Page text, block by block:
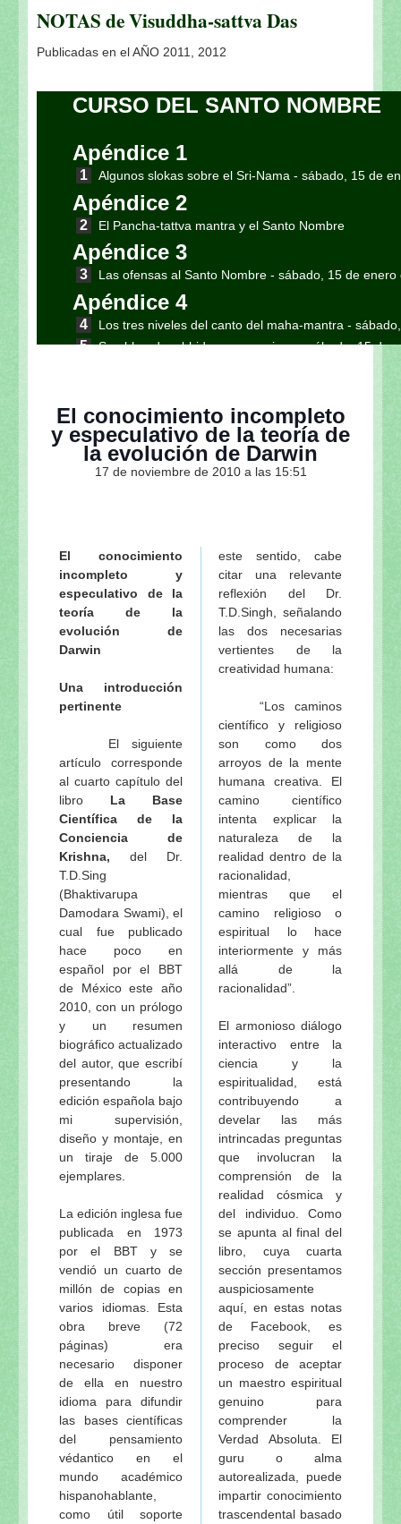
NOTAS de Visuddha-sattva Das
Publicadas en el AÑO 2011, 2012
CURSO DEL SANTO NOMBRE
Apéndice 1
Algunos slokas sobre el Sri-Nama - sábado, 15 de
Apéndice 2
El Pancha-tattva mantra y el Santo Nombre
Apéndice 3
Las ofensas al Santo Nombre - sábado, 15 de enero
Apéndice 4
Los tres niveles del canto del maha-mantra -
Sambhanda, abhideya y prayojana- sábado, 15 de
Sri Siksastakam: Las 8 instrucciones
La síntesis del Sri Siksastakam - sábado, 15 de
El primer verso del Sri Siksastakam y las siete
2011
Resumen del proceso del bhakti y el Madhurya-
El Siksastaka y las nueve etapas del bhakti: de
Bhakti-rasamrta sindhu sobre el tema del
Sri Siksastakam [Ocho instrucciones / Eight
Diksa-guru y siksa-guru: La relación maestro-
Tres clases de gurus y tres clases de Vaisnavas
-
Apéndice 5
La Naturaleza del Santo Nombre —Testimonios
Apéndice 6
Dos testimonios de Srila Bhaktivinoda Thakur:
-
Sri Nama (Canción en versos bengalíes)- sábado,
Apéndice 7
Nama-bhajana es la mejor práctica del bhakti
-
Japa-mala y Nama-sankhya
- sábado, 15 de enero
Clases de mantras. Nombres primarios y
Rasayana-japa
- sábado, 15 de enero de 2011
Cantos distintos, rasas distintas- sábado, 15 de
Apéndice 8
Técnicas y consejos prácticos para mejorar la
Técnicas y consejos prácticos para mejorar la
Oraciones para superar las ofensas
Oraciones para superar las ofensas
La concepción madhurya-bhava del maha-mantra
Fragmentos de mi curso sobre el santo nombre de
Mas Notas
2_Apéndice 2 del Curso sobre el Santo Nombre
-
La comprensión de Nama-tattva
Los tres niveles en el proceso del bhakti
Disipando la nube del anartha
Siguiendo los pasos de los grandes acharyas
Sambhanda, abhideya y prayojana
Las ofensas al Santo Nombre
4_Iluminaciones sobre Nama-aparadha - sábado,
3_Iluminaciones sobre Nama-aparadha- sábado,
2_Iluminaciones sobre Nama-aparadha- sábado,
1_Iluminaciones sobre Nama-aparadha
- sábado,
Visuddha-sattva Das - INDICE de NOTAS
El conocimiento incompleto
y especulativo de la teoría de
la evolución de Darwin
17 de noviembre de 2010 a las 15:51
El conocimiento
incompleto y
especulativo de la
teoría de la
evolución de
Darwin
Una introducción
pertinente
El siguiente
artículo corresponde
al cuarto capítulo del
libro La Base
Científica de la
Conciencia de
Krishna, del Dr.
T.D.Sing
(Bhaktivarupa
Damodara Swami), el
cual fue publicado
hace poco en
español por el BBT
de México este año
2010, con un prólogo
y un resumen
biográfico actualizado
del autor, que escribí
presentando la
edición española bajo
mi supervisión,
diseño y montaje, en
un tiraje de 5.000
ejemplares.
La edición inglesa fue
publicada en 1973
por el BBT y se
vendió un cuarto de
millón de copias en
varios idiomas. Esta
obra breve (72
páginas) era
necesario disponer
de ella en nuestro
idioma para difundir
las bases científicas
del pensamiento
védantico en el
mundo académico
hispanohablante,
como útil soporte
este sentido, cabe
citar una relevante
reflexión del Dr.
T.D.Singh, señalando
las dos necesarias
vertientes de la
creatividad humana:
“Los caminos
científico y religioso
son como dos
arroyos de la mente
humana creativa. El
camino científico
intenta explicar la
naturaleza de la
realidad dentro de la
racionalidad,
mientras que el
camino religioso o
espiritual lo hace
interiormente y más
allá de la
racionalidad”.
El armonioso diálogo
interactivo entre la
ciencia y la
espiritualidad, está
contribuyendo a
develar las más
intrincadas preguntas
que involucran la
comprensión de la
realidad cósmica y
del individuo. Como
se apunta al final del
libro, cuya cuarta
sección presentamos
auspiciosamente
aquí, en estas notas
de Facebook, es
preciso seguir el
proceso de aceptar
un maestro espiritual
genuino para
comprender la
Verdad Absoluta. El
guru o alma
autorealizada, puede
impartir conocimiento
trascendental basado